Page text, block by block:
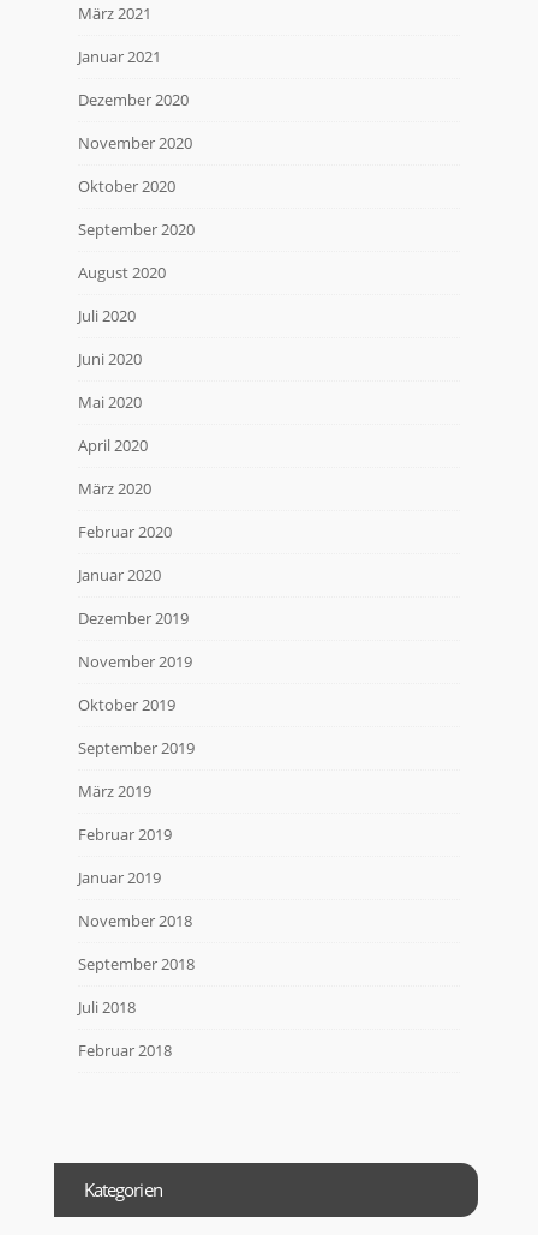
März 2021
Januar 2021
Dezember 2020
November 2020
Oktober 2020
September 2020
August 2020
Juli 2020
Juni 2020
Mai 2020
April 2020
März 2020
Februar 2020
Januar 2020
Dezember 2019
November 2019
Oktober 2019
September 2019
März 2019
Februar 2019
Januar 2019
November 2018
September 2018
Juli 2018
Februar 2018
Kategorien